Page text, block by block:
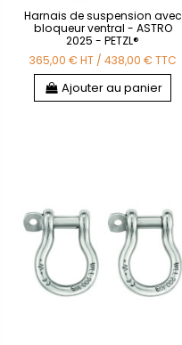
Harnais de suspension avec
bloqueur ventral - ASTRO
2025 - PETZL®
365,00 €HT / 438,00 €TTC
Ajouter au panier